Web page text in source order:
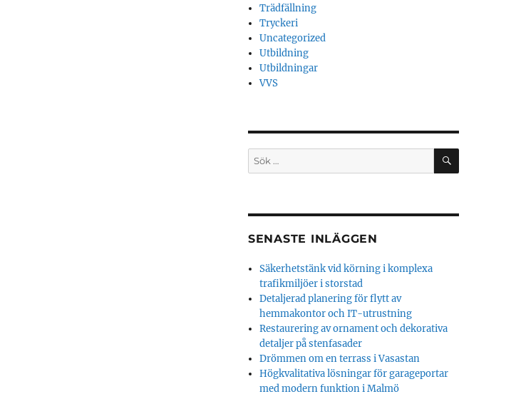
Trädfällning
Tryckeri
Uncategorized
Utbildning
Utbildningar
VVS
Sök
efter:
SÖK
SENASTE INLÄGGEN
Säkerhetstänk vid körning i komplexa
trafikmiljöer i storstad
Detaljerad planering för flytt av
hemmakontor och IT-utrustning
Restaurering av ornament och dekorativa
detaljer på stenfasader
Drömmen om en terrass i Vasastan
Högkvalitativa lösningar för garageportar
med modern funktion i Malmö